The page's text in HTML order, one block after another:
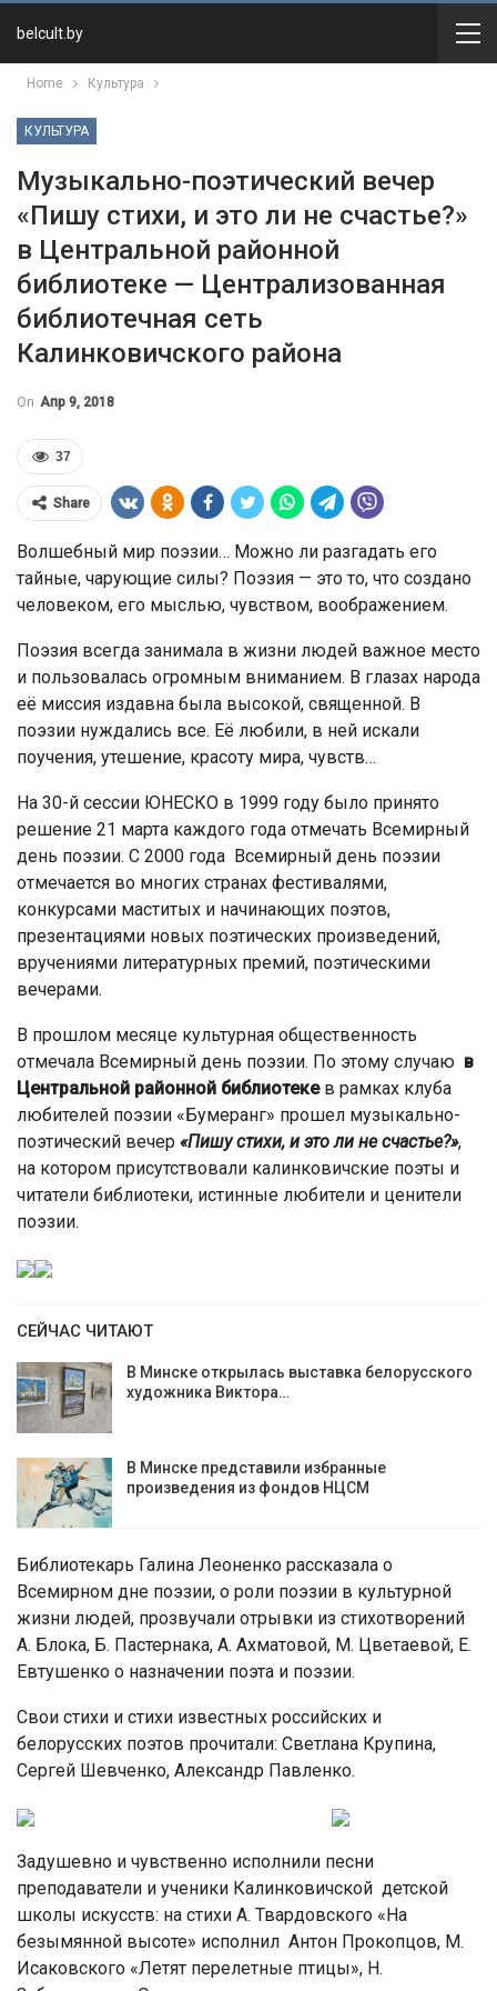
belcult.by
Home Культура
КУЛЬТУРА
Музыкально-поэтический вечер
«Пишу стихи, и это ли не счастье?»
в Центральной районной
библиотеке — Централизованная
библиотечная сеть
Калинковичского района
On Апр 9, 2018
37
Share
Волшебный мир поэзии… Можно ли разгадать его
тайные, чарующие силы? Поэзия — это то, что создано
человеком, его мыслью, чувством, воображением.
Поэзия всегда занимала в жизни людей важное место
и пользовалась огромным вниманием. В глазах народа
её миссия издавна была высокой, священной. В
поэзии нуждались все. Её любили, в ней искали
поучения, утешение, красоту мира, чувств…
На 30-й сессии ЮНЕСКО в 1999 году было принято
решение 21 марта каждого года отмечать Всемирный
день поэзии. С 2000 года Всемирный день поэзии
отмечается во многих странах фестивалями,
конкурсами маститых и начинающих поэтов,
презентациями новых поэтических произведений,
вручениями литературных премий, поэтическими
вечерами.
В прошлом месяце культурная общественность
отмечала Всемирный день поэзии. По этому случаю в
Центральной районной библиотекев рамках клуба
любителей поэзии «Бумеранг» прошел музыкально-
поэтический вечер «Пишу стихи, и это ли не счастье?»,
на котором присутствовали калинковичские поэты и
читатели библиотеки, истинные любители и ценители
поэзии.
СЕЙЧАС ЧИТАЮТ
В Минске открылась выставка белорусского
художника Виктора…
В Минске представили избранные
произведения из фондов НЦСМ
Библиотекарь Галина Леоненко рассказала о
Всемирном дне поэзии, о роли поэзии в культурной
жизни людей, прозвучали отрывки из стихотворений
А. Блока, Б. Пастернака, А. Ахматовой, М. Цветаевой, Е.
Евтушенко о назначении поэта и поэзии.
Свои стихи и стихи известных российских и
белорусских поэтов прочитали: Светлана Крупина,
Сергей Шевченко, Александр Павленко.
Задушевно и чувственно исполнили песни
преподаватели и ученики Калинковичской детской
школы искусств: на стихи А. Твардовского «На
безымянной высоте» исполнил Антон Прокопцов, М.
Исаковского «Летят перелетные птицы», Н.